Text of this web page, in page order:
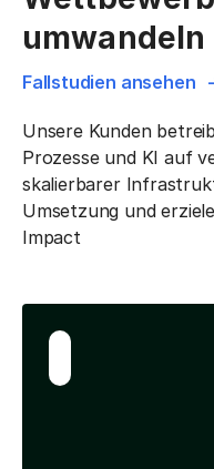
umwandeln
Fallstudien ansehen
Unsere Kunden
Prozesse und KI auf
skalierbarer
Umsetzung und
Impact